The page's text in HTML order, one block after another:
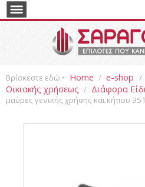
Βρίσκεστε εδώ ‣ Home / e-shop /
Οικιακής χρήσεως / Διάφορα
μαύρες γενικής χρήσης και κήπου